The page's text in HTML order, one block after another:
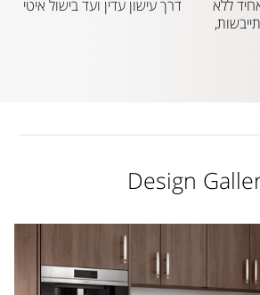
ללא
דרך עישון עדין ועד בישול איטי
Design